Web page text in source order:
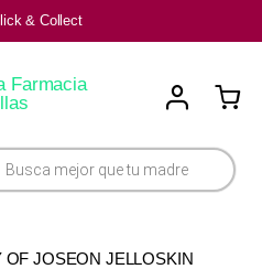
& Collect
OF JOSEON JELLOSKIN